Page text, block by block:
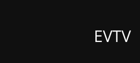
EVTV